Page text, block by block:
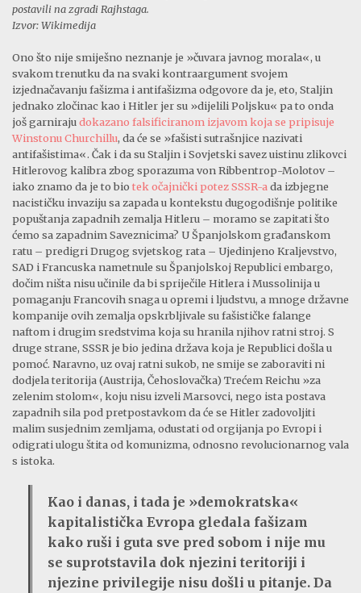
postavili na zgradi Rajhstaga.
Izvor: Wikimedija
Ono što nije smiješno neznanje je »čuvara javnog morala«, u
svakom trenutku da na svaki kontraargument svojem
izjednačavanju fašizma i antifašizma odgovore da je, eto, Staljin
jednako zločinac kao i Hitler jer su »dijelili Poljsku« pa to onda
još garniraju dokazano falsificiranom izjavom koja se pripisuje
Winstonu Churchillu, da će se »fašisti sutrašnjice nazivati
antifašistima«. Čak i da su Staljin i Sovjetski savez uistinu zlikovci
Hitlerovog kalibra zbog sporazuma von Ribbentrop-Molotov –
iako znamo da je to bio tek očajnički potez SSSR-a da izbjegne
nacističku invaziju sa zapada u kontekstu dugogodišnje politike
popuštanja zapadnih zemalja Hitleru – moramo se zapitati što
ćemo sa zapadnim Saveznicima? U Španjolskom građanskom
ratu – predigri Drugog svjetskog rata – Ujedinjeno Kraljevstvo,
SAD i Francuska nametnule su Španjolskoj Republici embargo,
dočim ništa nisu učinile da bi spriječile Hitlera i Mussolinija u
pomaganju Francovih snaga u opremi i ljudstvu, a mnoge državne
kompanije ovih zemalja opskrbljivale su fašističke falange
naftom i drugim sredstvima koja su hranila njihov ratni stroj. S
druge strane, SSSR je bio jedina država koja je Republici došla u
pomoć. Naravno, uz ovaj ratni sukob, ne smije se zaboraviti ni
dodjela teritorija (Austrija, Čehoslovačka) Trećem Reichu »za
zelenim stolom«, koju nisu izveli Marsovci, nego ista postava
zapadnih sila pod pretpostavkom da će se Hitler zadovoljiti
malim susjednim zemljama, odustati od orgijanja po Evropi i
odigrati ulogu štita od komunizma, odnosno revolucionarnog vala
s istoka.
Kao i danas, i tada je »demokratska«
kapitalistička Evropa gledala fašizam
kako ruši i guta sve pred sobom i nije mu
se suprotstavila dok njezini teritoriji i
njezine privilegije nisu došli u pitanje. Da